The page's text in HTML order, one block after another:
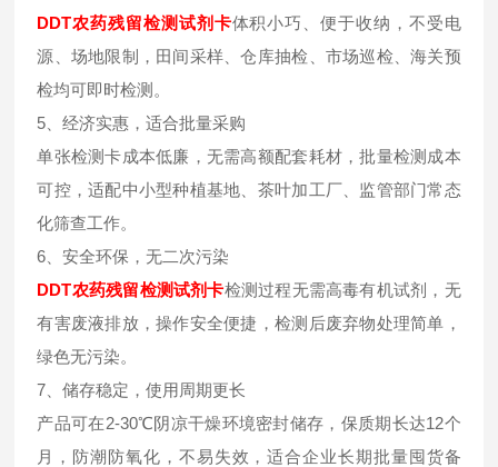
DDT农药残留检测试剂卡体积小巧、便于收纳，不受电
源、场地限制，田间采样、仓库抽检、市场巡检、海关预
检均可即时检测。
5、经济实惠，适合批量采购
单张检测卡成本低廉，无需高额配套耗材，批量检测成本
可控，适配中小型种植基地、茶叶加工厂、监管部门常态
化筛查工作。
6、安全环保，无二次污染
DDT农药残留检测试剂卡检测过程无需高毒有机试剂，无
有害废液排放，操作安全便捷，检测后废弃物处理简单，
绿色无污染。
7、储存稳定，使用周期更长
产品可在2-30℃阴凉干燥环境密封储存，保质期长达12个
月，防潮防氧化，不易失效，适合企业长期批量囤货备